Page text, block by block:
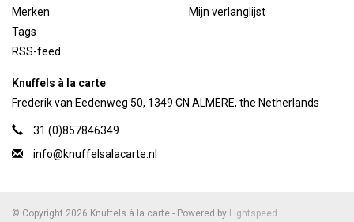
Merken
Tags
RSS-feed
Mijn verlanglijst
Knuffels à la carte
Frederik van Eedenweg 50, 1349 CN ALMERE, the Netherlands
31 (0)857846349
info@knuffelsalacarte.nl
© Copyright 2026 Knuffels à la carte - Powered by Lightspeed